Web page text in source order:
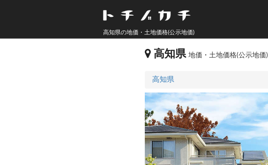
高知県の地価・土地価格(公示地価)
高知県地価・土地価格(公示地価)
高知県